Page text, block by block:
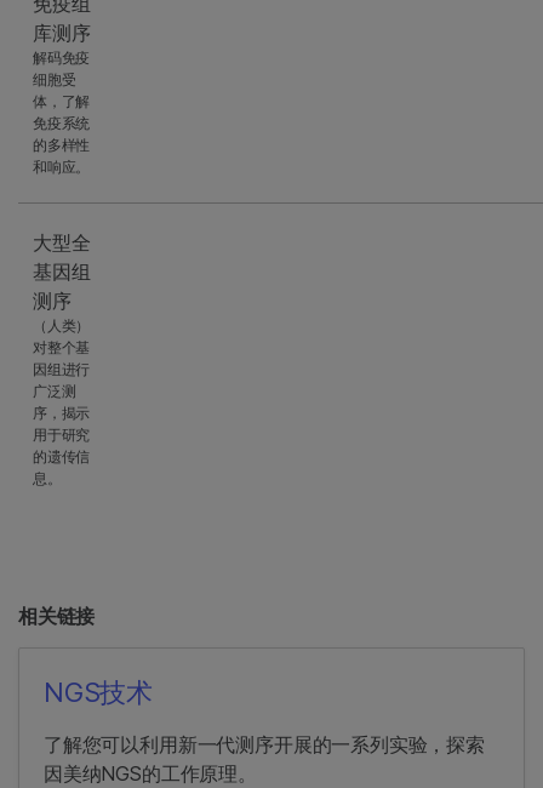
库测序
解码免疫
细胞受
体，了解
免疫系统
的多样性
和响应。
大型全
基因组
测序
（人类）
对整个基
因组进行
广泛测
序，揭示
用于研究
的遗传信
息。
相关链接
NGS技术
了解您可以利用新一代测序开展的一系列实验，探索
因美纳NGS的工作原理。